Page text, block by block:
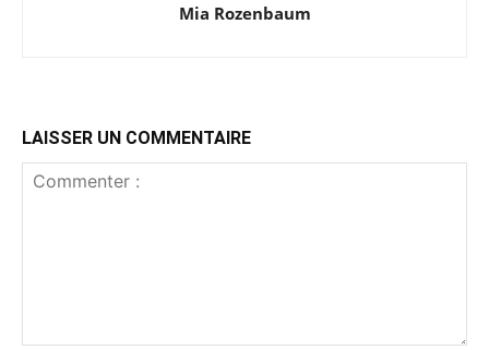
Mia Rozenbaum
LAISSER UN COMMENTAIRE